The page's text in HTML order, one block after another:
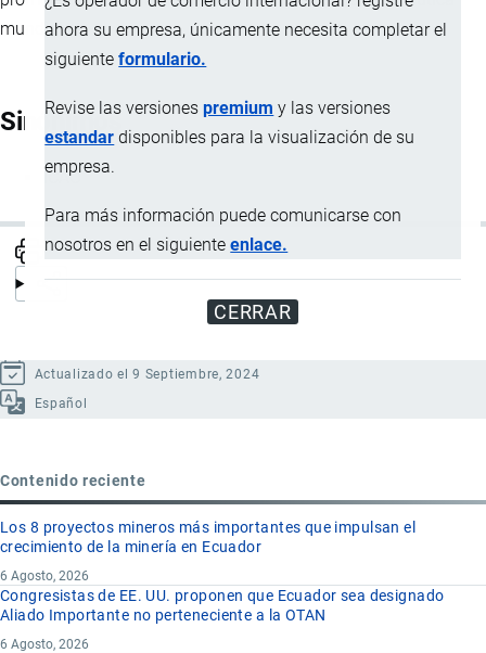
ahora su empresa, únicamente necesita completar el
siguienteformulario.
Revise las versionespremium y las versiones
estandar disponibles para la visualización de su
empresa.
Para más información puede comunicarse con
nosotros en el siguienteenlace.
CERRAR
mundial.
Sinónimos
ICAO
Actualizado el 9 Septiembre, 2024
Español
Contenido reciente
Los 8 proyectos mineros más importantes que impulsan el
crecimiento de la minería en Ecuador
6 Agosto, 2026
Congresistas de EE. UU. proponen que Ecuador sea designado
Aliado Importante no perteneciente a la OTAN
6 Agosto, 2026